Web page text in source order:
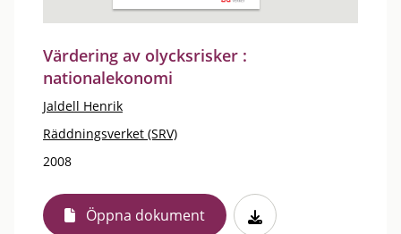
Värdering av olycksrisker :
nationalekonomi
Jaldell Henrik
Räddningsverket (SRV)
2008
Öppna dokument